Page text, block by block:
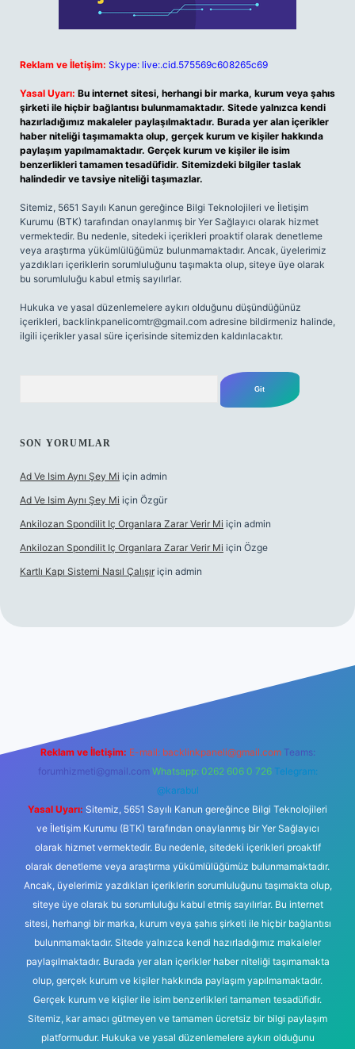
Reklam ve İletişim: Skype: live:.cid.575569c608265c69
Yasal Uyarı: Bu internet sitesi, herhangi bir marka, kurum veya şahıs
şirketi ile hiçbir bağlantısı bulunmamaktadır. Sitede yalnızca kendi
hazırladığımız makaleler paylaşılmaktadır. Burada yer alan içerikler
haber niteliği taşımamakta olup, gerçek kurum ve kişiler hakkında
paylaşım yapılmamaktadır. Gerçek kurum ve kişiler ile isim
benzerlikleri tamamen tesadüfidir. Sitemizdeki bilgiler taslak
halindedir ve tavsiye niteliği taşımazlar.
Sitemiz, 5651 Sayılı Kanun gereğince Bilgi Teknolojileri ve İletişim
Kurumu (BTK) tarafından onaylanmış bir Yer Sağlayıcı olarak hizmet
vermektedir. Bu nedenle, sitedeki içerikleri proaktif olarak denetleme
veya araştırma yükümlülüğümüz bulunmamaktadır. Ancak, üyelerimiz
yazdıkları içeriklerin sorumluluğunu taşımakta olup, siteye üye olarak
bu sorumluluğu kabul etmiş sayılırlar.
Hukuka ve yasal düzenlemelere aykırı olduğunu düşündüğünüz
içerikleri, backlinkpanelicomtr@gmail.com adresine bildirmeniz halinde,
ilgili içerikler yasal süre içerisinde sitemizden kaldırılacaktır.
SON YORUMLAR
Ad Ve Isim Aynı Şey Mi için admin
Ad Ve Isim Aynı Şey Mi için Özgür
Ankilozan Spondilit Iç Organlara Zarar Verir Mi için admin
Ankilozan Spondilit Iç Organlara Zarar Verir Mi için Özge
Kartlı Kapı Sistemi Nasıl Çalışır için admin
Reklam ve İletişim: E-mail: backlinkpaneli@gmail.com Teams:
forumhizmeti@gmail.com Whatsapp: 0262 606 0 726 Telegram:
@karabul
Yasal Uyarı: Sitemiz, 5651 Sayılı Kanun gereğince Bilgi Teknolojileri
ve İletişim Kurumu (BTK) tarafından onaylanmış bir Yer Sağlayıcı
olarak hizmet vermektedir. Bu nedenle, sitedeki içerikleri proaktif
olarak denetleme veya araştırma yükümlülüğümüz bulunmamaktadır.
Ancak, üyelerimiz yazdıkları içeriklerin sorumluluğunu taşımakta olup,
siteye üye olarak bu sorumluluğu kabul etmiş sayılırlar. Bu internet
sitesi, herhangi bir marka, kurum veya şahıs şirketi ile hiçbir bağlantısı
bulunmamaktadır. Sitede yalnızca kendi hazırladığımız makaleler
paylaşılmaktadır. Burada yer alan içerikler haber niteliği taşımamakta
olup, gerçek kurum ve kişiler hakkında paylaşım yapılmamaktadır.
Gerçek kurum ve kişiler ile isim benzerlikleri tamamen tesadüfidir.
Sitemiz, kar amacı gütmeyen ve tamamen ücretsiz bir bilgi paylaşım
platformudur. Hukuka ve yasal düzenlemelere aykırı olduğunu